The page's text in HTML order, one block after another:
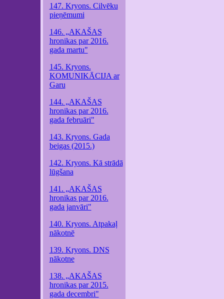
147. Kryons. Cilvēku
pieņēmumi
146. „AKAŠAS
hronikas par 2016.
gada martu"
145. Kryons.
KOMUNIKĀCIJA ar
Garu
144. „AKAŠAS
hronikas par 2016.
gada februāri"
143. Kryons. Gada
beigas (2015.)
142. Kryons. Kā strādā
lūgšana
141. „AKAŠAS
hronikas par 2016.
gada janvāri"
140. Kryons. Atpakaļ
nākotnē
139. Kryons. DNS
nākotne
138. „AKAŠAS
hronikas par 2015.
gada decembri"